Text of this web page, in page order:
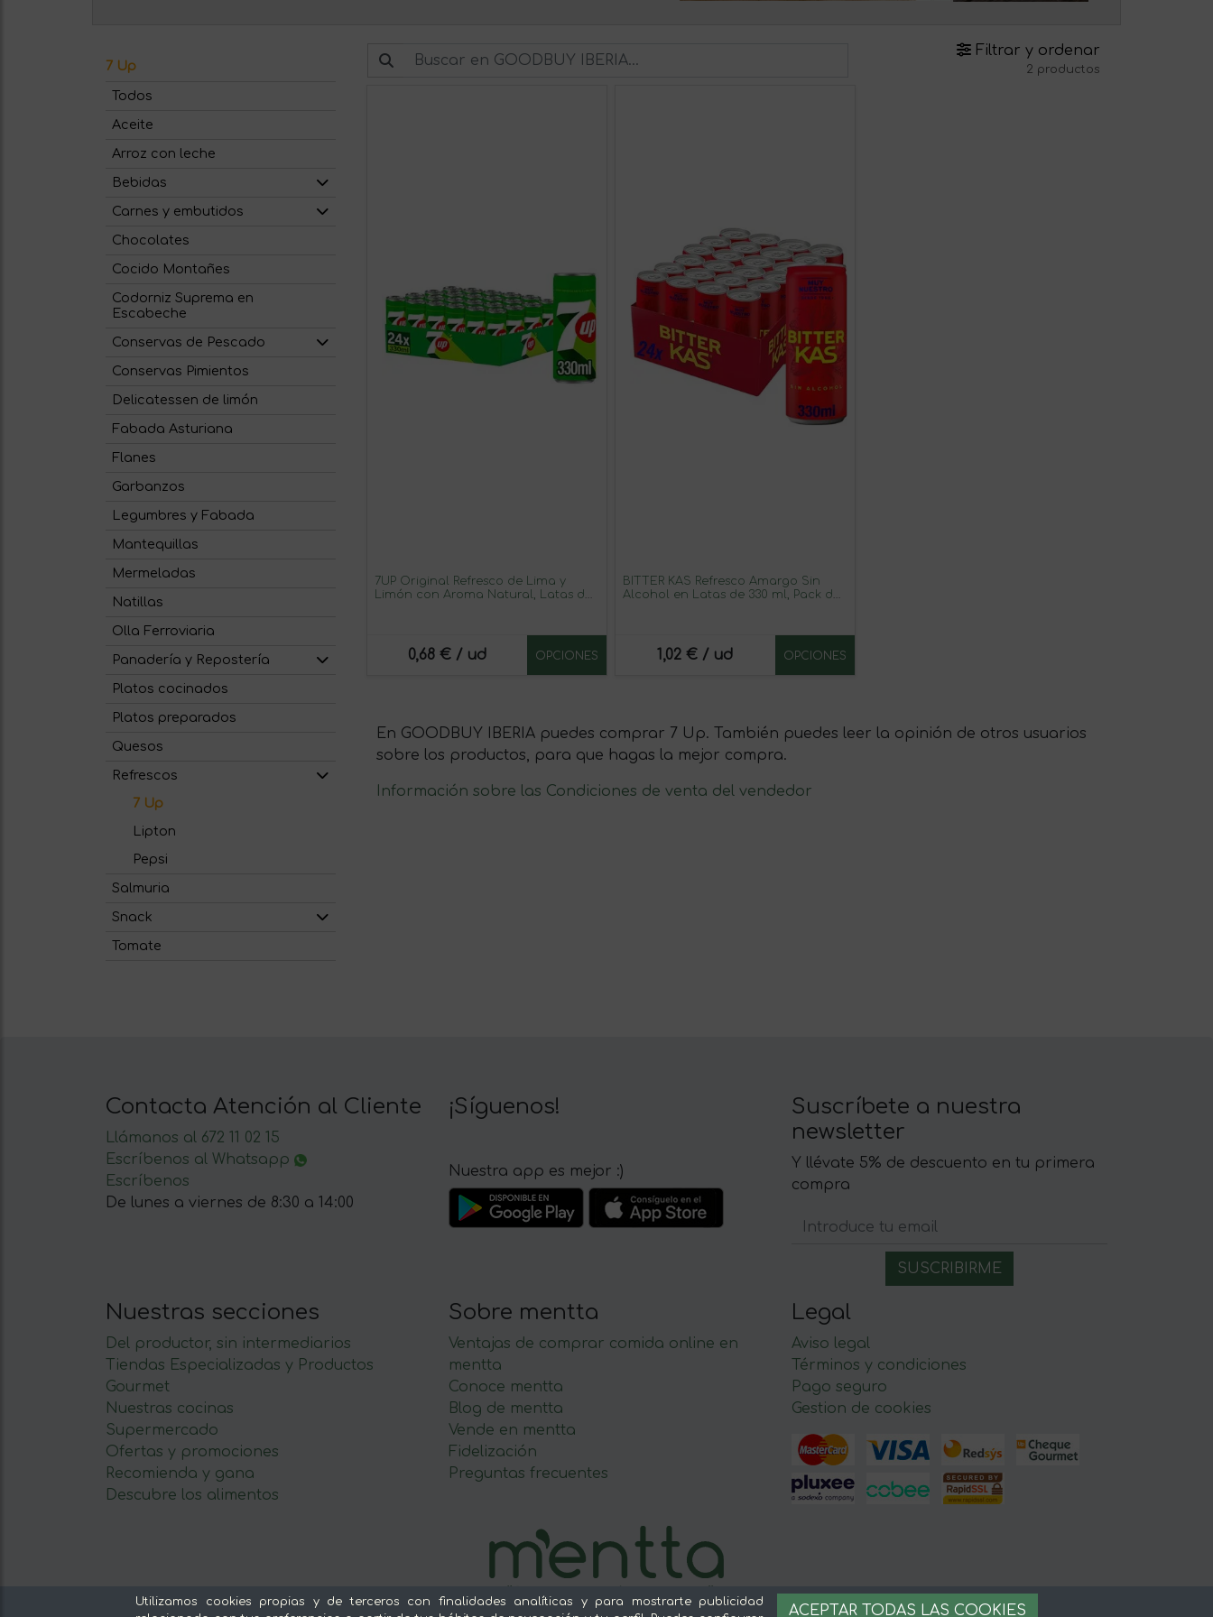
7 Up
Filtrar y ordenar
2 productos
Todos
Aceite
Arroz con leche
Bebidas
Carnes y embutidos
Chocolates
Cocido Montañes
Codorniz Suprema en
Escabeche
Conservas de Pescado
Conservas Pimientos
Delicatessen de limón
Fabada Asturiana
Flanes
Garbanzos
Legumbres y Fabada
Mantequillas
Mermeladas
Natillas
Olla Ferroviaria
Panadería y Repostería
Platos cocinados
Platos preparados
Quesos
Refrescos
7 Up
Lipton
Pepsi
Salmuria
Snack
Tomate
7UP Original Refresco de Lima y
Limón con Aroma Natural, Latas de
0,68 € / ud OPCIONES
BITTER KAS Refresco Amargo Sin
Alcohol en Latas de 330 ml, Pack de
1,02 € / ud OPCIONES
En GOODBUY IBERIA puedes comprar 7 Up. También puedes leer la opinión de otros usuarios
sobre los productos, para que hagas la mejor compra.
Información sobre las Condiciones de venta del vendedor
Contacta Atención al Cliente
Llámanos al 672 11 02 15
Escríbenos al Whatsapp
Escríbenos
De lunes a viernes de 8:30 a 14:00
¡Síguenos!
Nuestra app es mejor :)
Suscríbete a nuestra
newsletter
Y llévate 5% de descuento en tu primera
compra
Nuestras secciones
Del productor, sin intermediarios
Tiendas Especializadas y Productos
Gourmet
Nuestras cocinas
Supermercado
Ofertas y promociones
Recomienda y gana
Descubre los alimentos
Sobre mentta
Ventajas de comprar comida online en
mentta
Conoce mentta
Blog de mentta
Vende en mentta
Fidelización
Preguntas frecuentes
Legal
Aviso legal
Términos y condiciones
Pago seguro
Gestion de cookies
© 2026 mentta — Todos los derechos reservados
Utilizamos cookies propias y de terceros con finalidades analíticas y para mostrarte publicidad
ACEPTAR TODAS LAS COOKIES